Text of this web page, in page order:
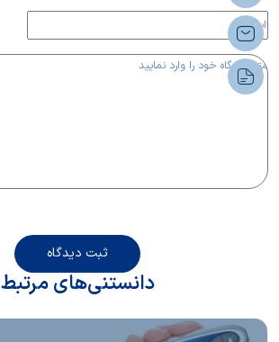
ثبت دیدگاه
دانستنی‌های مرتبط